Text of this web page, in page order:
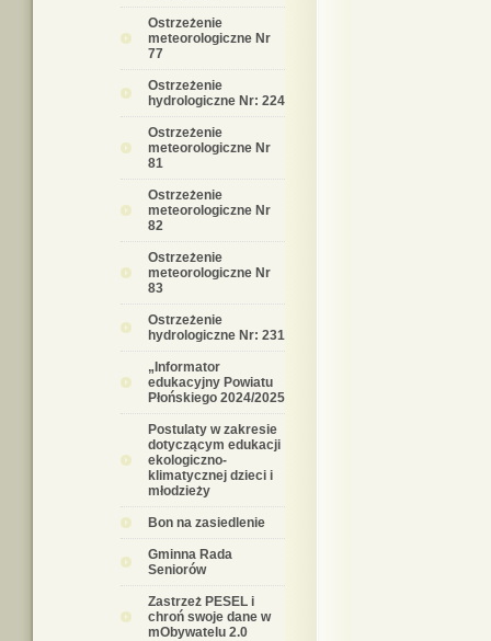
Ostrzeżenie
meteorologiczne Nr
77
Ostrzeżenie
hydrologiczne Nr: 224
Ostrzeżenie
meteorologiczne Nr
81
Ostrzeżenie
meteorologiczne Nr
82
Ostrzeżenie
meteorologiczne Nr
83
Ostrzeżenie
hydrologiczne Nr: 231
„Informator
edukacyjny Powiatu
Płońskiego 2024/2025
Postulaty w zakresie
dotyczącym edukacji
ekologiczno-
klimatycznej dzieci i
młodzieży
Bon na zasiedlenie
Gminna Rada
Seniorów
Zastrzeż PESEL i
chroń swoje dane w
mObywatelu 2.0